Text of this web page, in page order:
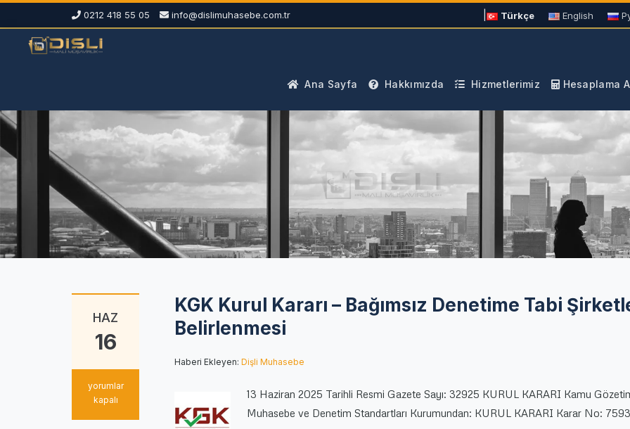
0212 418 55 05 info@dislimuhasebe.com.tr Türkçe English
Ana Sayfa Hakkımızda Hizmetlerimiz Hesaplama
HAZ
16
KGK
Kurul
yorumlar
kapalı
KGK Kurul Kararı – Bağımsız Denetime Tabi
Belirlenmesi
Haberi Ekleyen:Dişli Muhasebe
13 Haziran 2025 Tarihli Resmi Gazete Sayı: 32925 KURUL KARARI Kamu
Muhasebe ve Denetim Standartları Kurumundan: KURUL KARARI Karar No: